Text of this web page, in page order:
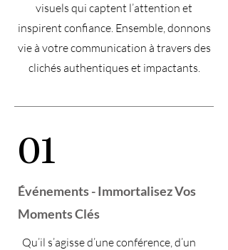
visuels qui captent l’attention et
inspirent confiance. Ensemble, donnons
vie à votre communication à travers des
clichés authentiques et impactants.
01
Événements - Immortalisez Vos
Moments Clés
Qu’il s’agisse d’une conférence, d’un